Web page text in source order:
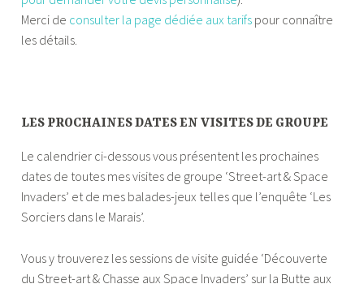
Merci de consulter la page dédiée aux tarifs pour connaître
les détails.
LES PROCHAINES DATES EN VISITES DE GROUPE
Le calendrier ci-dessous vous présentent les prochaines
dates de toutes mes visites de groupe ‘Street-art & Space
Invaders’ et de mes balades-jeux telles que l’enquête ‘Les
Sorciers dans le Marais’.
Vous y trouverez les sessions de visite guidée ‘Découverte
du Street-art & Chasse aux Space Invaders’ sur la Butte aux